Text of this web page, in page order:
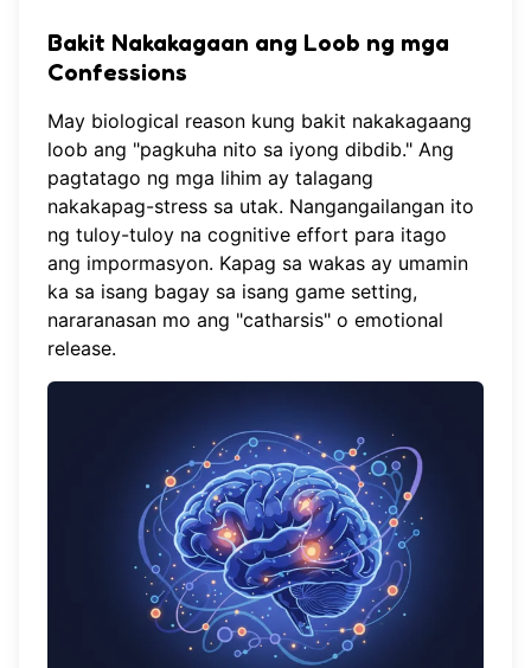
Bakit Nakakagaan ang Loob ng mga
Confessions
May biological reason kung bakit nakakagaang
loob ang "pagkuha nito sa iyong dibdib." Ang
pagtatago ng mga lihim ay talagang
nakakapag-stress sa utak. Nangangailangan ito
ng tuloy-tuloy na cognitive effort para itago
ang impormasyon. Kapag sa wakas ay umamin
ka sa isang bagay sa isang game setting,
nararanasan mo ang "catharsis" o emotional
release.